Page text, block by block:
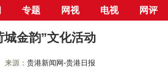
专题 网视 电视 网评
> 要闻> 正文
金韵”文化活动
来源：贵港新闻网-贵港日报